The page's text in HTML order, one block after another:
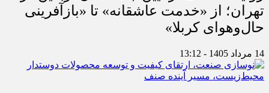
تهران؛ از «خدمت عاشقانه» تا «بازآفرینی
حال‌وهوای کربلا»
14 مرداد 1405 - 13:12